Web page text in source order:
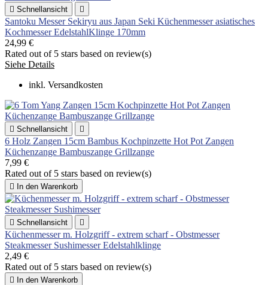
 Schnellansicht 
Santoku Messer Sekiryu aus Japan Seki Küchenmesser asiatisches
Kochmesser EdelstahlKlinge 170mm
24,99 €
Rated out of 5 stars based on review(s)
Siehe Details
inkl. Versandkosten
 Schnellansicht 
6 Holz Zangen 15cm Bambus Kochpinzette Hot Pot Zangen
Küchenzange Bambuszange Grillzange
7,99 €
Rated out of 5 stars based on review(s)
 In den Warenkorb
 Schnellansicht 
Küchenmesser m. Holzgriff - extrem scharf - Obstmesser
Steakmesser Sushimesser Edelstahlklinge
2,49 €
Rated out of 5 stars based on review(s)
 In den Warenkorb